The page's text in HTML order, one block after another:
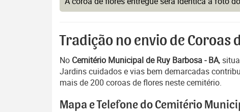
Tradição no envio de Coroas
No Cemitério Municipal de Ruy Barbosa - BA,
Jardins cuidados e vias bem demarcadas
mais de 200 coroas de flores neste cemitério.
Mapa e Telefone do Cemitério